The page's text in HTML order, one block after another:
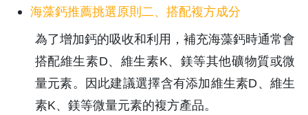
海藻鈣推薦挑選原則二、搭配複方成分
為了增加鈣的吸收和利用，補充海藻鈣時通常會
搭配維生素D、維生素K、鎂等其他礦物質或微
量元素。因此建議選擇含有添加維生素D、維生
素K、鎂等微量元素的複方產品。